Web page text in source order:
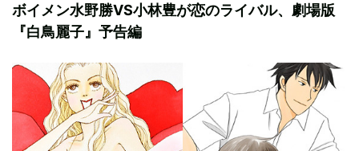
ボイメン水野勝VS小林豊が恋のライバル、劇場版
『白鳥麗子』予告編